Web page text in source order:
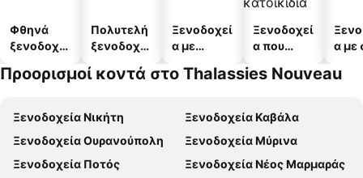
Φθηνά
ξενοδοχεί
Πολυτελή
ξενοδοχεί
Ξενοδοχεί
α με
Ξενοδοχεί
α που
κατοικίδι
α με
Προορισμοί κοντά στο Thalassies Nouveau
Ξενοδοχεία Νικήτη
Ξενοδοχεία Καβάλα
Ξενοδοχεία Ουρανούπολη
Ξενοδοχεία Μύρινα
Ξενοδοχεία Ποτός
Ξενοδοχεία Νέος Μαρμαράς